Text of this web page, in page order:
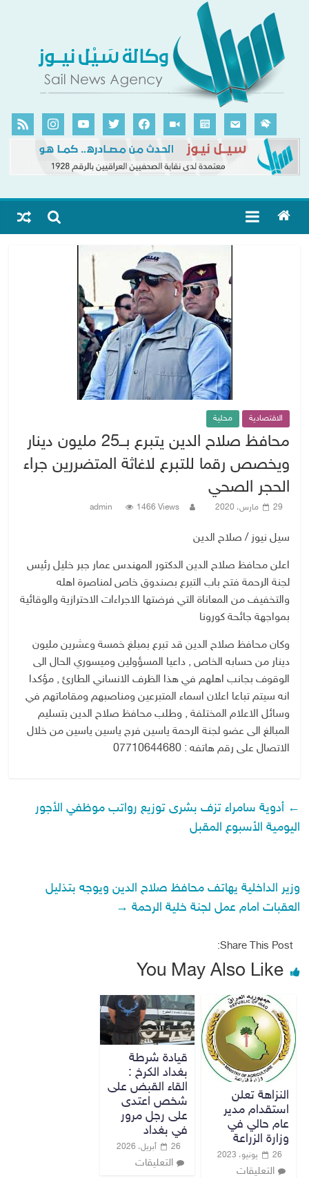
الاقتصادية محلية
محافظ صلاح الدين يتبرع بــ25 مليون دينار
ويخصص رقما للتبرع لاغاثة المتضررين جراء
الحجر الصحي
29 مارس، 2020 admin 1466 Views
سيل نيوز / صلاح الدين
اعلن محافظ صلاح الدين الدكتور المهندس عمار جبر خليل رئيس
لجنة الرحمة فتح باب التبرع بصندوق خاص لمناصرة اهله
والتخفيف من المعاناة التي فرضتها الاجراءات الاحترازية والوقائية
بمواجهة جائحة كورونا
وكان محافظ صلاح الدين قد تبرع بمبلغ خمسة وعشرين مليون
دينار من حسابه الخاص , داعيا المسؤولين وميسوري الحال الى
الوقوف بجانب اهلهم في هذا الظرف الانساني الطارئ , مؤكدا
انه سيتم تباعا اعلان اسماء المتبرعين ومناصبهم ومقاماتهم في
وسائل الاعلام المختلفة , وطلب محافظ صلاح الدين بتسليم
المبالغ الى عضو لجنة الرحمة ياسين فرج ياسين ياسين من خلال
الاتصال على رقم هاتفه : 07710644680
← أدوية سامراء تزف بشرى توزيع رواتب موظفي الأجور
اليومية الأسبوع المقبل
وزير الداخلية يهاتف محافظ صلاح الدين ويوجه بتذليل
العقبات امام عمل لجنة خلية الرحمة →
Share This Post:
You May Also Like
النزاهة تعلن
استقدام مدير
عام حالي في
وزارة الزراعة
26 يونيو، 2023
التعليقات
قيادة شرطة
بغداد الكرخ :
القاء القبض على
شخص اعتدى
على رجل مرور
في بغداد
26 أبريل، 2026
التعليقات